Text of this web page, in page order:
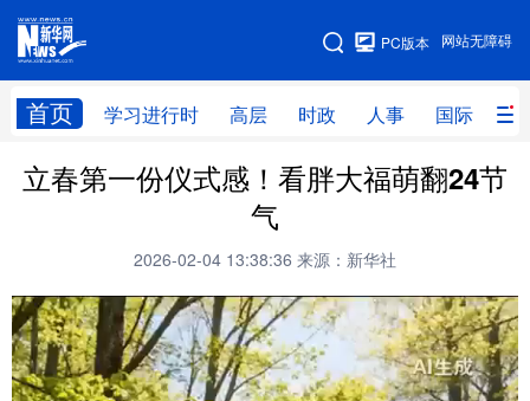
网站无障碍
PC版本
首页 学习进行时 高层 时政 人事 国际 财
网站地图
学习进行时 高层 时政 人事
科技 科创 量子 体育
文化 书画 健康 军事
立春第一份仪式感！看胖大福萌翻24节
气
2026-02-04 13:38:36 来源：新华社